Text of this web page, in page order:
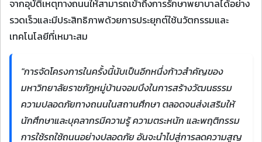
จากอุบัติเหตุทางถนนให้สามารถเข้าถึงการรักษาพยาบาลได้อย่าง
รวดเร็วและมีประสิทธิภาพด้วยการประยุกต์ใช้นวัตกรรมและ
เทคโนโลยีที่เหมาะสม
"การจัดโครงการในครั้งนี้นับเป็นอีกหนึ่งก้าวสำคัญของ
มหาวิทยาลัยราชภัฏหมู่บ้านจอมบึงในการสร้างวัฒนธรรม
ความปลอดภัยทางถนนในสถานศึกษา ตลอดจนส่งเสริมให้
นักศึกษาและบุคลากรมีความรู้ ความตระหนัก และพฤติกรรม
การใช้รถใช้ถนนอย่างปลอดภัย อันจะนำไปสู่การลดความสูญ